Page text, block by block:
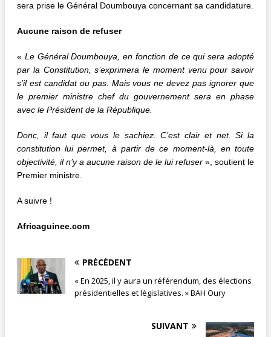
sera prise le Général Doumbouya concernant sa candidature.
Aucune raison de refuser
« Le GénéralDoumbouya , en fonction de ce qui sera adopté
par la Constitution, s’exprimera le moment venu pour savoir
s’il est candidat ou pas. Mais vous ne devez pas ignorer que
le premier ministre chef du gouvernement sera en phase
avec le Président de la République.
Donc, il faut que vous le sachiez. C’est clair et net. Si la
constitution lui permet, à partir de ce moment-là, en toute
objectivité, il n’y a aucune raison de le lui refuser », soutient le
Premier ministre.
A suivre !
Africaguinee.com
PRÉCÉDENT
« En 2025, il y aura un référendum, des élections
présidentielles et législatives. » BAH Oury
SUIVANT